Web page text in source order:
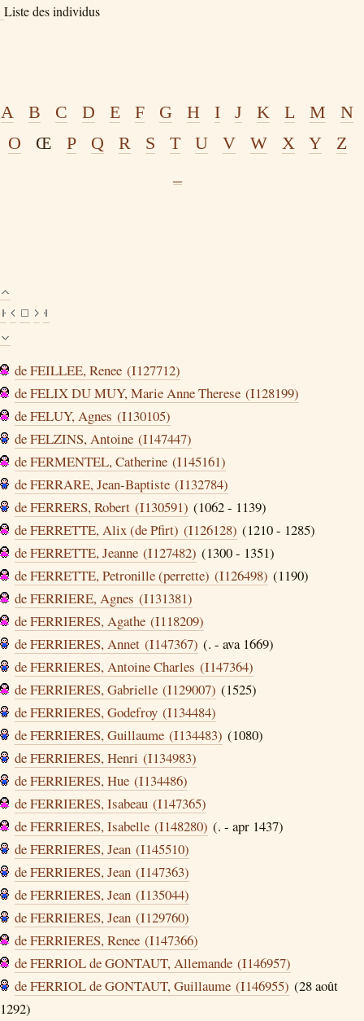
Liste des individus
A B C D E F G H I J K L M
N
O Œ P Q R S T U V W X Y
Z
de FEILLEE, Renee (I127712)
de FELIX DU MUY, Marie Anne Therese (I128199)
de FELUY, Agnes (I130105)
de FELZINS, Antoine (I147447)
de FERMENTEL, Catherine (I145161)
de FERRARE, Jean-Baptiste (I132784)
de FERRERS, Robert (I130591) (1062 - 1139)
de FERRETTE, Alix (de Pfirt) (I126128) (1210 - 1285)
de FERRETTE, Jeanne (I127482) (1300 - 1351)
de FERRETTE, Petronille (perrette) (I126498) (1190)
de FERRIERE, Agnes (I131381)
de FERRIERES, Agathe (I118209)
de FERRIERES, Annet (I147367) (. - ava 1669)
de FERRIERES, Antoine Charles (I147364)
de FERRIERES, Gabrielle (I129007) (1525)
de FERRIERES, Godefroy (I134484)
de FERRIERES, Guillaume (I134483) (1080)
de FERRIERES, Henri (I134983)
de FERRIERES, Hue (I134486)
de FERRIERES, Isabeau (I147365)
de FERRIERES, Isabelle (I148280) (. - apr 1437)
de FERRIERES, Jean (I145510)
de FERRIERES, Jean (I147363)
de FERRIERES, Jean (I135044)
de FERRIERES, Jean (I129760)
de FERRIERES, Renee (I147366)
de FERRIOL de GONTAUT, Allemande (I146957)
de FERRIOL de GONTAUT, Guillaume (I146955) (28 août
1292)